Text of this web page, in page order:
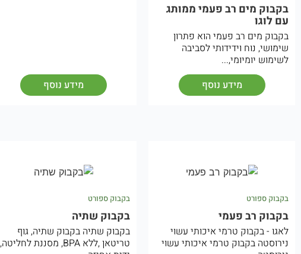
בקבוק מים רב פעמי ממותג
עם לוגו
בקבוק מים רב פעמי הוא פתרון
שימושי, נוח וידידותי לסביבה
לשימוש יומיומי,...
מידע נוסף
מידע נוסף
בקבוק ספורט
בקבוק רב פעמי
לאגו - בקבוק טרמי איכותי עשוי
נירוסטה בקבוק טרמי איכותי עשוי
בקבוק ספורט
בקבוק שתיה
בקבוק שתיה בקבוק שתיה, גוף
טריטאן ,ללא BPA, מסננת לחליטה,